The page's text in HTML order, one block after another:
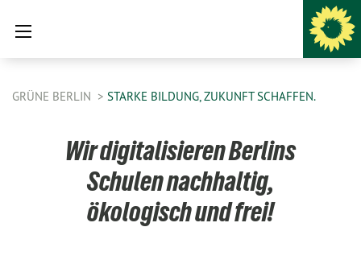
GRÜNE BERLIN STARKE BILDUNG, ZUKUNFT SCHAFFEN.
Wir digitalisieren Berlins
Schulen nachhaltig,
ökologisch und frei!